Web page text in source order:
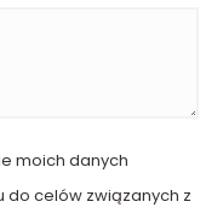
moich danych
celów związanych z